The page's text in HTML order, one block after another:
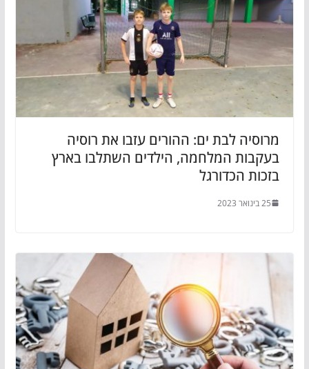
מרוסיה לבת ים: ההורים עזבו את רוסיה
בעקבות המלחמה, הילדים השתלבו בארץ
בזכות הכדורגל
25 בינואר 2023